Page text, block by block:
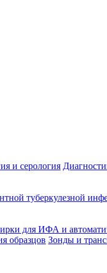
и серология
туберкулезной
для ИФА и
образцов Зонды и